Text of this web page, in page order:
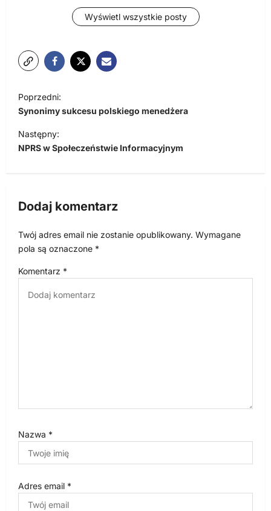
Wyświetl wszystkie posty
N
a
w
i
c
a
p
Poprzedni:
Synonimy sukcesu polskiego menedżera
Następny:
NPRS w Społeczeństwie Informacyjnym
Dodaj komentarz
Twój adres email nie zostanie opublikowany. Wymagane
pola są oznaczone *
Komentarz *
Nazwa *
Adres email *